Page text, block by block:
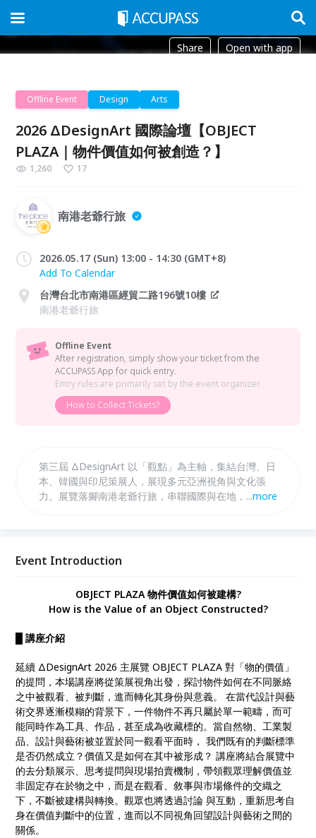
Share Open with app
Offline Event Design Arts
2026 ΔDesignArt 國際論壇【OBJECT
PLAZA｜物件價值如何被創造？】
1,260 17
南港老爺行旅
2026.05.17 (Sun) 13:00 - 14:30 (GMT+8)
Add To Calendar
台灣台北市南港區經貿二路196號10樓
南港老爺行旅
Offline Event
After registration, simply show your ticket from the
ACCUPASS App for quick entry.
Entry rules are primarily set by the event organizer.
How to Collect Tickets?
第三屆 ΔDesignArt 以「觀點」為主軸，集結台灣、日
本、韓國與印尼策展人，展現多元亞洲視角與文化張
力。展覽落腳南港老爺行旅，串聯國際與在地，開啟亞
產下的精神缺口，成為收藏級設計的重要動能。
...more
Event Introduction
OBJECT PLAZA 物件價值如何被建構?
How is the Value of an Object Constructed?
█ 講座介紹
延續 ΔDesignArt 2026 主展覽 OBJECT PLAZA 對「物的價值」
的提問，本場講座將從策展視⾓出發，探討物件如何在不同脈絡
之中被觀看、被判斷，進⽽轉化其⾝份與意義。 在當代設計與藝
術交界逐漸模糊的背景下，⼀件物件不再只屬於單⼀範疇，⽽可
能同時作為工具、作品，甚⾄成為收藏標的。當⾃然物、⼯業製
品、設計與藝術被並置於同⼀觀看平⾯時， 我們既有的判斷標準
是否仍然成⽴？價值⼜是如何在其中被形成？ 講座將結合展覽中
的去分類展⽰、思考提問與現場拍賣機制，帶領觀眾理解價值並
⾮固定存在於物之中，⽽是在觀看、敘事與市場條件的交織之
下，不斷被建構與轉換。觀眾也將透過討論 與互動，重新思考⾃
⾝在價值判斷中的位置，進⽽以不同視⾓回望設計與藝術之間的
關係。